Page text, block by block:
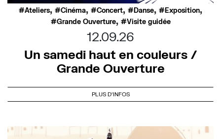
Ateliers, Cinéma, Concert, Danse, Exposition,
Grande Ouverture, Visite guidée
12.09.26
Un samedi haut en couleurs /
Grande Ouverture
PLUS D'INFOS